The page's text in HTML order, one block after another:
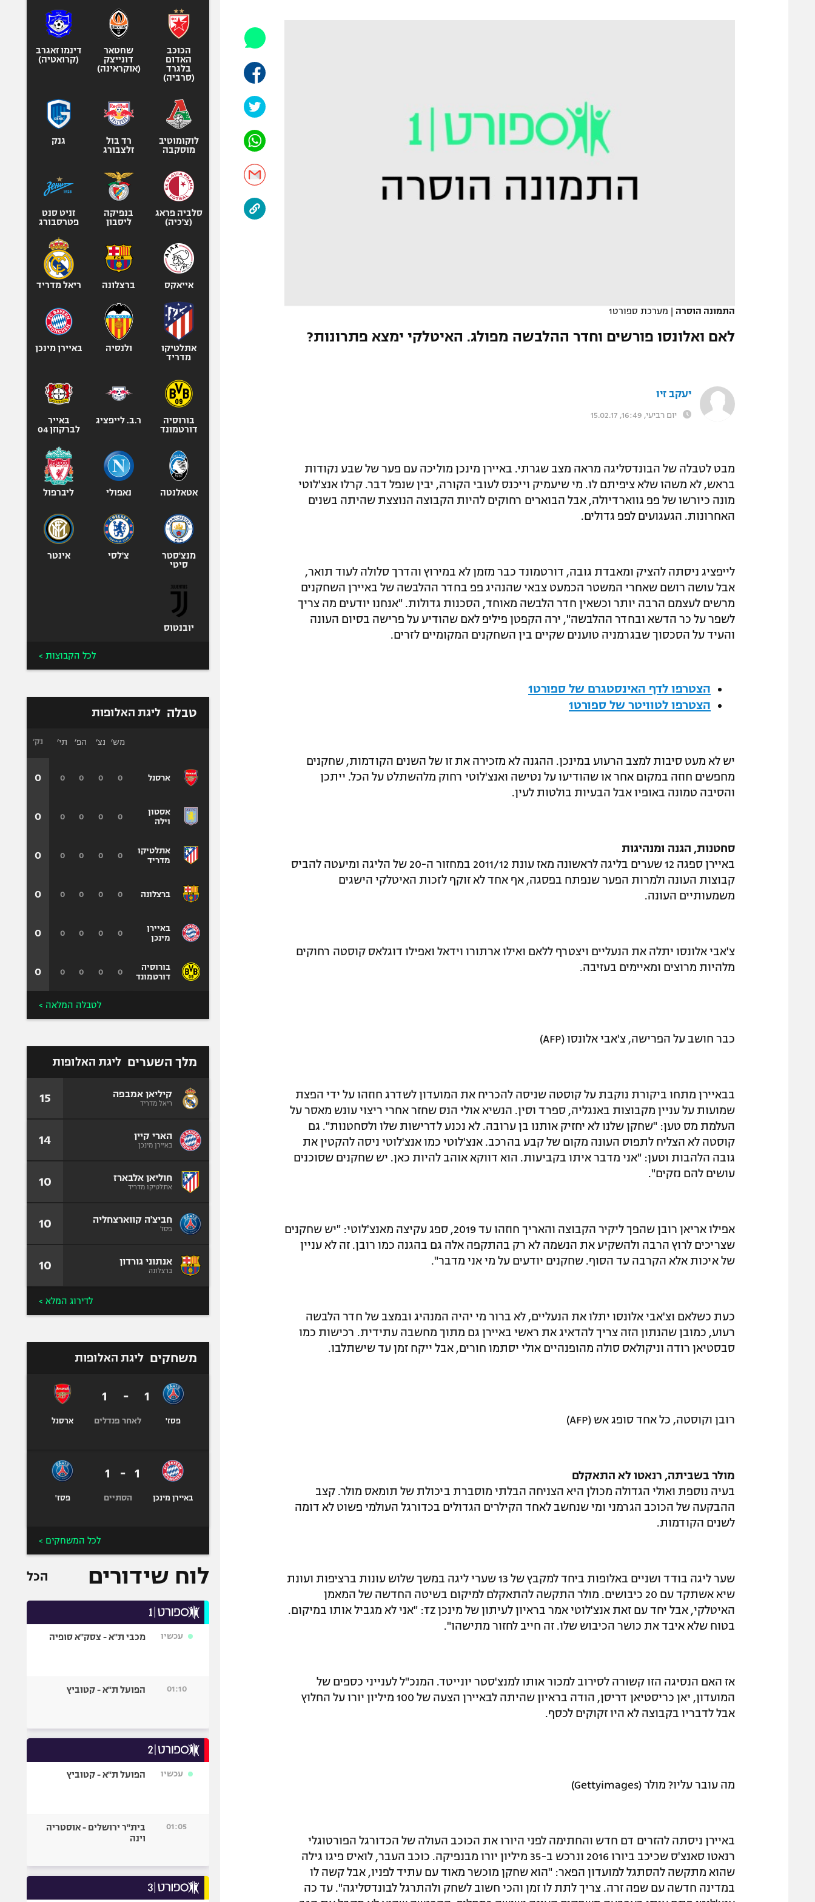
אופניים
ספורט מוטורי
כדורמים
פוטבול אמריקאי NFL
ספורט אתגרי
ואקסטרים
אומנויות לחימה
התמונה הוסרה | מערכת ספורט1
לאם ואלונסו פורשים וחדר ההלבשה מפולג. האיטלקי ימצא פתרונות?
יעקב זיו
יום רביעי, 16:49, 15.02.17
מבט לטבלה של הבונדסליגה מראה מצב שגרתי. באיירן מינכן מוליכה עם פער של שבע נקודות
בראש, לא משהו שלא ציפיתם לו. מי שיעמיק וייכנס לעובי הקורה, יבין שנפל דבר. קרלו אנצ'לוטי
מונה כיורשו של פפ גווארדיולה, אבל הבוארים רחוקים להיות הקבוצה הנוצצת שהיתה בשנים
האחרונות. הגעגועים לפפ גדולים.
לייפציג ניסתה להציק ומאבדת גובה, דורטמונד כבר מזמן לא במירוץ והדרך סלולה לעוד תואר,
אבל עושה רושם שאחרי המשטר הכמעט צבאי שהנהיג פפ בחדר ההלבשה של באיירן השחקנים
מרשים לעצמם הרבה יותר וכשאין חדר הלבשה מאוחד, הסכנות גדולות. "אנחנו יודעים מה צריך
לשפר על כר הדשא ובחדר ההלבשה", ירה הקפטן פיליפ לאם שהודיע על פרישה בסיום העונה
והעיד על הסכסוך שבגרמניה טוענים שקיים בין השחקנים המקומיים לזרים.
הצטרפו לדף האינסטגרם של ספורט1
הצטרפו לטוויטר של ספורט1
יש לא מעט סיבות למצב הרעוע במינכן. ההגנה לא מזכירה את זו של השנים הקודמות, שחקנים
מחפשים חוזה במקום אחר או שהודיעו על נטישה ואנצ'לוטי רחוק מלהשתלט על הכל. ייתכן
והסיבה טמונה באופיו אבל הבעיות בולטות לעין.
סחטנות, הגנה ומנהיגות
באיירן ספגה 12 שערים בליגה לראשונה מאז עונת 2011/12 במחזור ה-20 של הליגה ומיעטה להביס
קבוצות העונה ולמרות הפער שנפתח בפסגה, אף אחד לא זוקף לזכות האיטלקי הישגים
משמעותיים העונה.
צ'אבי אלונסו יתלה את הנעליים ויצטרף ללאם ואילו ארתורו וידאל ואפילו דוגלאס קוסטה רחוקים
מלהיות מרוצים ומאיימים בעזיבה.
כבר חושב על הפרישה, צ'אבי אלונסו (AFP)
בבאיירן מתחו ביקורת נוקבת על קוסטה שניסה להכריח את המועדון לשדרג חוזהו על ידי הפצת
שמועות על עניין מקבוצות באנגליה, ספרד וסין. הנשיא אולי הנס שחזר אחרי ריצוי עונש מאסר על
העלמת מס טען: "שחקן שלנו לא יחזיק אותנו בן ערובה. לא נכנע לדרישות שלו ולסחטנות". גם
קוסטה לא הצליח לתפוס העונה מקום של קבע בהרכב. אנצ'לוטי כמו אנצ'לוטי ניסה להקטין את
גובה הלהבות וטען: "אני מדבר איתו בקביעות. הוא דווקא אוהב להיות כאן. יש שחקנים שסוכנים
עושים להם נזקים".
אפילו אריאן רובן שהפך ליקיר הקבוצה והאריך חוזהו עד 2019, ספג עקיצה מאנצ'לוטי: "יש שחקנים
שצריכים לרוץ הרבה ולהשקיע את הנשמה לא רק בהתקפה אלה גם בהגנה כמו רובן. זה לא עניין
של איכות אלא הקרבה עד הסוף. שחקנים יודעים על מי אני מדבר".
כעת כשלאם וצ'אבי אלונסו יתלו את הנעליים, לא ברור מי יהיה המנהיג ובמצב של חדר הלבשה
רעוע, כמובן שהנתון הזה צריך להדאיג את ראשי באיירן גם מתוך מחשבה עתידית. רכישות כמו
סבסטיאן רודה וניקולאס סולה מהופנהיים אולי יסתמו חורים, אבל ייקח זמן עד שישתלבו.
רובן וקוסטה, כל אחד סופג אש (AFP)
מולר בשביתה, רנאטו לא התאקלם
בעיה נוספת ואולי הגדולה מכולן היא הצניחה הבלתי מוסברת ביכולת של תומאס מולר. קצב
ההבקעה של הכוכב הגרמני ומי שנחשב לאחד הקילרים הגדולים בכדורגל העולמי פשוט לא דומה
לשנים הקודמות.
שער ליגה בודד ושניים באלופות ביחד למקבץ של 13 שערי ליגה במשך שלוש עונות ברציפות ועונת
שיא אשתקד עם 20 כיבושים. מולר התקשה להתאקלם למיקום בשיטה החדשה של המאמן
האיטלקי, אבל יחד עם זאת אנצ'לוטי אמר בראיון לעיתון של מינכן TZ: "אני לא מגביל אותו במיקום.
בטוח שלא איבד את כושר הכיבוש שלו. זה חייב לחזור מתישהו".
אז האם הנסיגה הזו קשורה לסירוב למכור אותו למנצ'סטר יונייטד. המנכ"ל לענייני כספים של
המועדון, יאן כריסטיאן דריסן, הודה בראיון שהיתה לבאיירן הצעה של 100 מיליון יורו על החלוץ
אבל לדבריו בקבוצה לא היו זקוקים לכסף.
מה עובר עליו? מולר (Gettyimages)
באיירן ניסתה להזרים דם חדש והחתימה לפני היורו את הכוכב העולה של הכדורגל הפורטוגלי
רנאטו סאנצ'ס שכיכב ביורו 2016 ונרכש ב-35 מיליון יורו מבנפיקה. כוכב העבר, לואיס פיגו גילה
שהוא מתקשה להסתגל למועדון הפאר: "הוא שחקן מוכשר מאוד עם עתיד לפניו, אבל קשה לו
במדינה חדשה עם שפה זרה. צריך לתת לו זמן והכי חשוב לשחק ולהתרגל לבונדסליגה". עד כה
הכוכב
האדום
בלגרד
(סרביה)
שחטאר
דונייצק
(אוקראינה)
דינמו זאגרב
(קרואטיה)
לוקומוטיב
מוסקבה
רד בול
זלצבורג
גנק
סלביה פראג
(צ'כיה)
בנפיקה
ליסבון
זניט סנט
פטרסבורג
אייאקס ברצלונה ריאל מדריד
אתלטיקו
מדריד
ולנסיה באיירן מינכן
בורוסיה
דורטמונד
ר.ב. לייפציג
באייר
לברקוזן 04
אטאלנטה נאפולי ליברפול
מנצ'סטר
סיטי
צ'לסי אינטר
יובנטוס
לכל הקבוצות >
טבלה ליגת האלופות
ארסנל
אסטון
וילה
אתלטיקו
מדריד
ברצלונה
באיירן
מינכן
בורוסיה
דורטמונד
מש׳ נצ׳ הפ׳ תי׳
0
0
0
0
0
0
0
0
0
0
0
0
0
0
0
0
0
0
0
0
0
0
0
0
נק׳
0
0
0
0
0
0
לטבלה המלאה >
מלך השערים ליגת האלופות
קיליאן אמבפה
ריאל מדריד 15
הארי קיין
באיירן מינכן 14
חוליאן אלבארז
אתלטיקו מדריד 10
חביצ'ה קווארצחליה
פסז' 10
אנתוני גורדון
ברצלונה 10
לדירוג המלא >
משחקים ליגת האלופות
פסז'
1
-
1
לאחר פנדלים ארסנל
באיירן מינכן
1
-
1
הסתיים פסז'
לכל המשחקים >
לוח שידורים הכל
עכשיו מכבי ת"א - צסק"א סופיה
01:10 הפועל ת"א - קטוביץ
עכשיו הפועל ת"א - קטוביץ
01:05
בית"ר ירושלים - אוסטריה
וינה